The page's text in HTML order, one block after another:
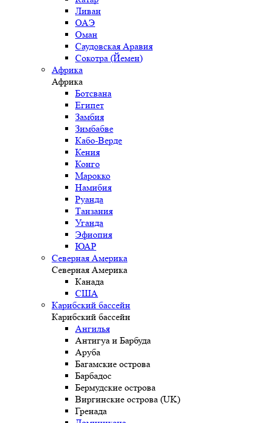
Ливан
ОАЭ
Оман
Саудовская Аравия
Сокотра (Йемен)
Африка
Африка
Ботсвана
Египет
Замбия
Зимбабве
Кабо-Верде
Кения
Конго
Марокко
Намибия
Руанда
Танзания
Уганда
Эфиопия
ЮАР
Северная Америка
Северная Америка
Канада
США
Карибский бассейн
Карибский бассейн
Ангилья
Антигуа и Барбуда
Аруба
Багамские острова
Барбадос
Бермудские острова
Виргинские острова (UK)
Гренада